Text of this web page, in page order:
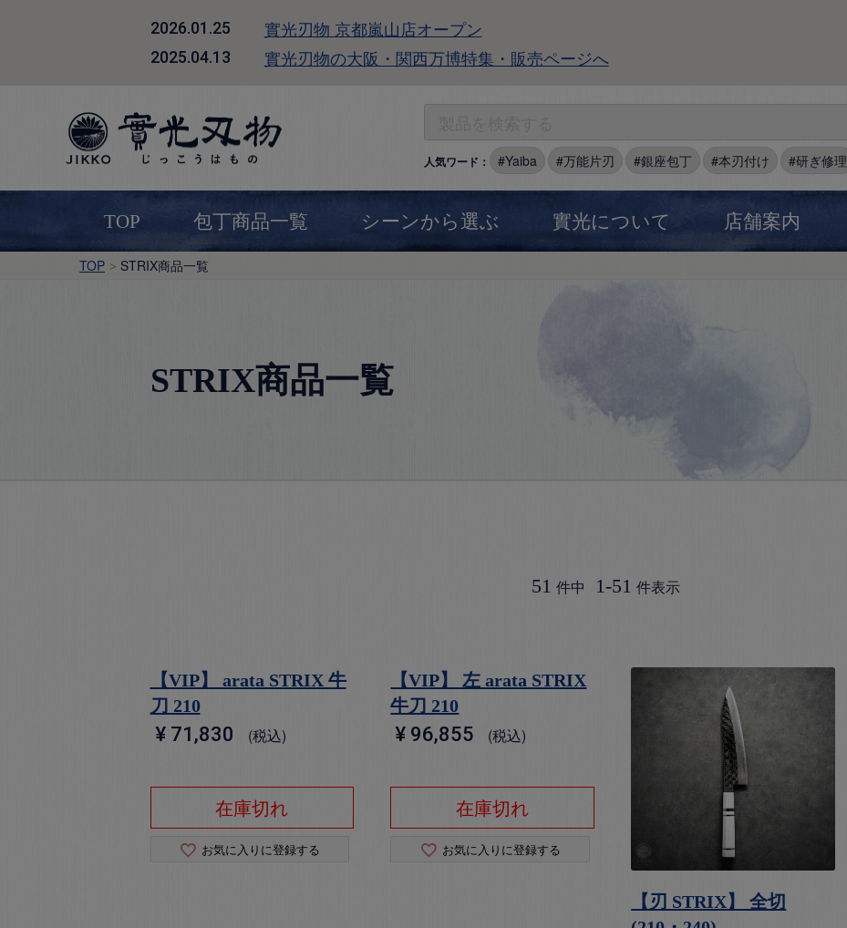
2026.01.25 實光刃物 京都嵐山店オープン
2025.04.13 實光刃物の大阪・関西万博特集・販売ページへ
人気ワード： Yaiba 万能片刃 銀座包丁 本刃付け 研ぎ修理
TOP 包丁商品一覧 シーンから選ぶ 實光について 店舗案内
TOP STRIX商品一覧
STRIX商品一覧
51 件中 1-51 件表示
【VIP】 arata STRIX 牛
刀 210
¥ 71,830 税込
在庫切れ
お気に入りに登録する
【VIP】 左 arata STRIX
牛刀 210
¥ 96,855 税込
在庫切れ
お気に入りに登録する
【刃 STRIX】 全切